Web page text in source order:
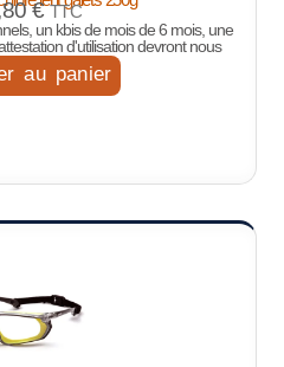
€ TTC
un kbis de mois de 6 mois, une
d'utilisation devront nous
au panier